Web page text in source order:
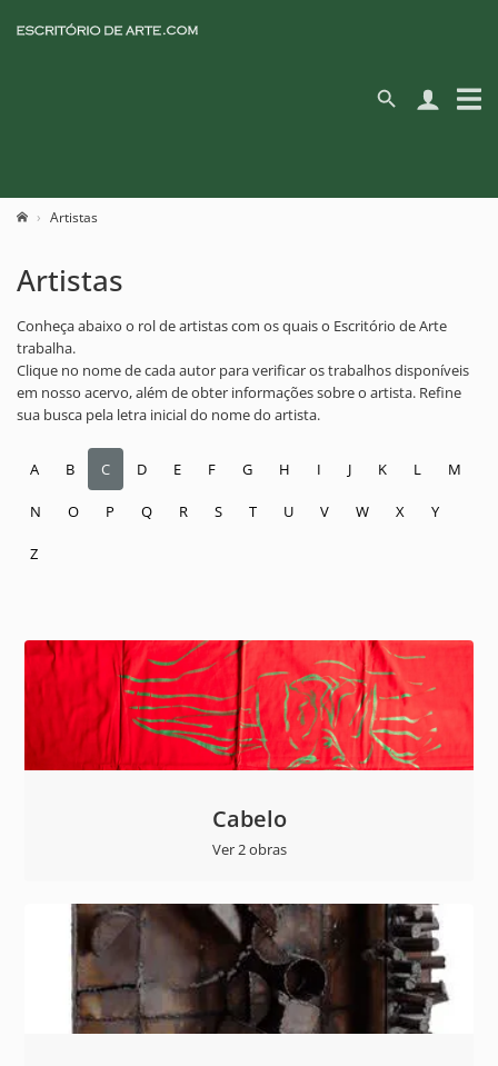
Artistas
Artistas
Conheça abaixo o rol de artistas com os quais o Escritório de Arte
trabalha.
Clique no nome de cada autor para verificar os trabalhos disponíveis
em nosso acervo, além de obter informações sobre o artista. Refine
sua busca pela letra inicial do nome do artista.
A B C D E F G H I J K L M
N O P Q R S T U V W X Y
Z
Cabelo
Ver 2 obras